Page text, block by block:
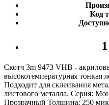
Код
Скотч 3m 9473 VHB -
высокотемпературная тонкая
Подходит для склеивания
листового металла. Серия:
Прозрачный Толщина: 250